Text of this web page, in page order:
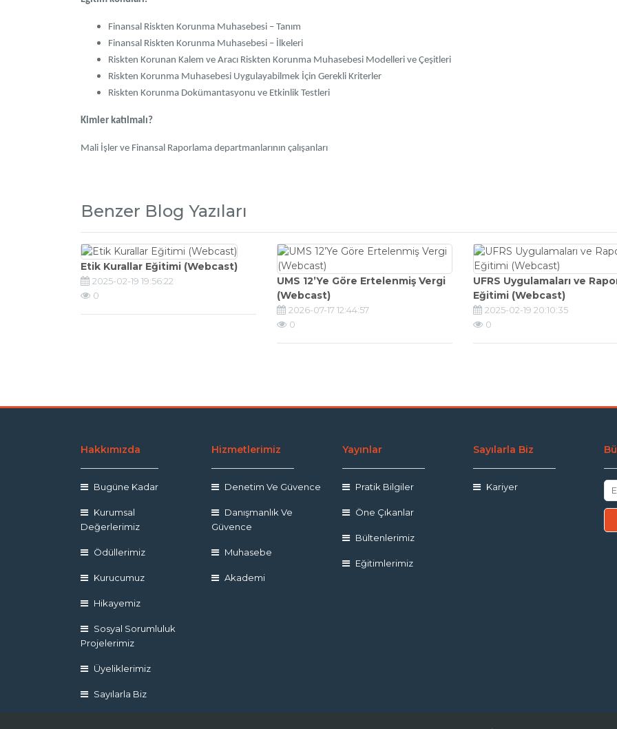
Finansal Riskten Korunma Muhasebesi – Tanım
Finansal Riskten Korunma Muhasebesi – İlkeleri
Riskten Korunan Kalem ve Aracı Riskten Korunma Muhasebesi Modelleri ve Çeşitleri
Riskten Korunma Muhasebesi Uygulayabilmek İçin Gerekli Kriterler
Riskten Korunma Dokümantasyonu ve Etkinlik Testleri
Kimler katılmalı?
Mali İşler ve Finansal Raporlama departmanlarının çalışanları
Benzer Blog Yazıları
Etik Kurallar Eğitimi (Webcast)
2025-02-19 19:56:22
0
UMS 12’Ye Göre Ertelenmiş Vergi
(Webcast)
2026-07-17 12:44:57
0
UFRS Uygulamaları ve
Eğitimi (Webcast)
2025-02-19 20:10:35
0
Hakkımızda
Bugüne Kadar
Kurumsal
Değerlerimiz
Ödüllerimiz
Kurucumuz
Hikayemiz
Sosyal Sorumluluk
Projelerimiz
Üyeliklerimiz
Sayılarla Biz
Hizmetlerimiz
Denetim Ve Güvence
Danışmanlık Ve
Güvence
Muhasebe
Akademi
Yayınlar
Pratik Bilgiler
Öne Çıkanlar
Bültenlerimiz
Eğitimlerimiz
Sayılarla Biz
Kariyer